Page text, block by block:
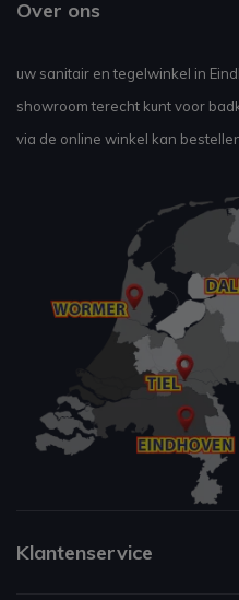
Over ons
uw sanitair en tegelwinkel in
showroom terecht kunt voor
via de online winkel kan
Klantenservice